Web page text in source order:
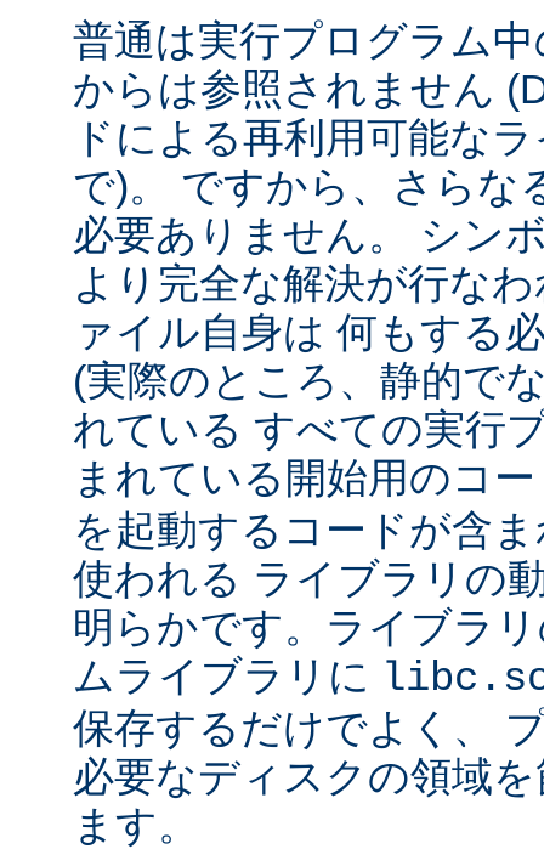
普通は実行プログラム
からは参照されません
ドによる再利用可能な
で)。 ですから、さらな
必要ありません。 シン
より完全な解決が行な
ァイル自身は 何もする
(実際のところ、静的で
れている すべての実行
まれている開始用のコ
を起動するコードが含
使われる ライブラリの
明らかです。ライブラ
ムライブラリに
保存するだけでよく、
必要なディスクの領域
ます。